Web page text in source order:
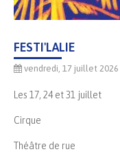
FESTI'LALIE
vendredi, 17 juillet 2026
Les 17, 24 et 31 juillet
Cirque
Théâtre de rue